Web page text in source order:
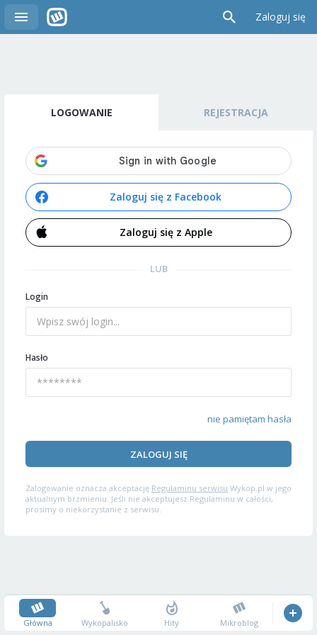
Zaloguj się
LOGOWANIE REJESTRACJA
Zaloguj się z Facebook
Zaloguj się z Apple
LUB
Login
Hasło
nie pamiętam hasła
ZALOGUJ SIĘ
Zalogowanie oznacza akceptację Regulaminu serwisu Wykop.pl w jego
aktualnym brzmieniu. Jeśli nie akceptujesz Regulaminu w całości,
prosimy o niekorzystanie z serwisu.
Główna Wykopalisko Hity Mikroblog